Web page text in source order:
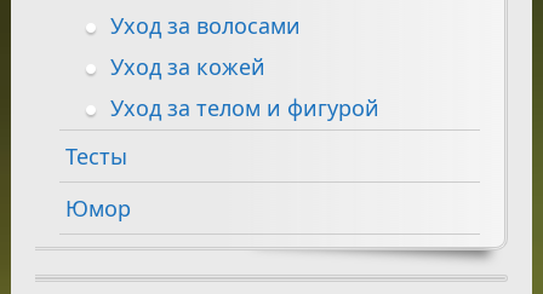
Уход за волосами
Уход за кожей
Уход за телом и фигурой
Тесты
Юмор